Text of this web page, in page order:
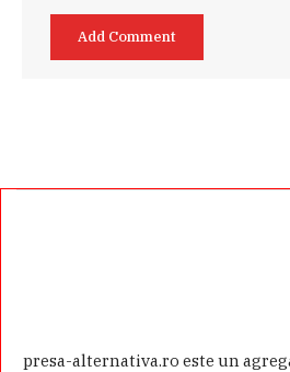
presa-alternativa.ro este un